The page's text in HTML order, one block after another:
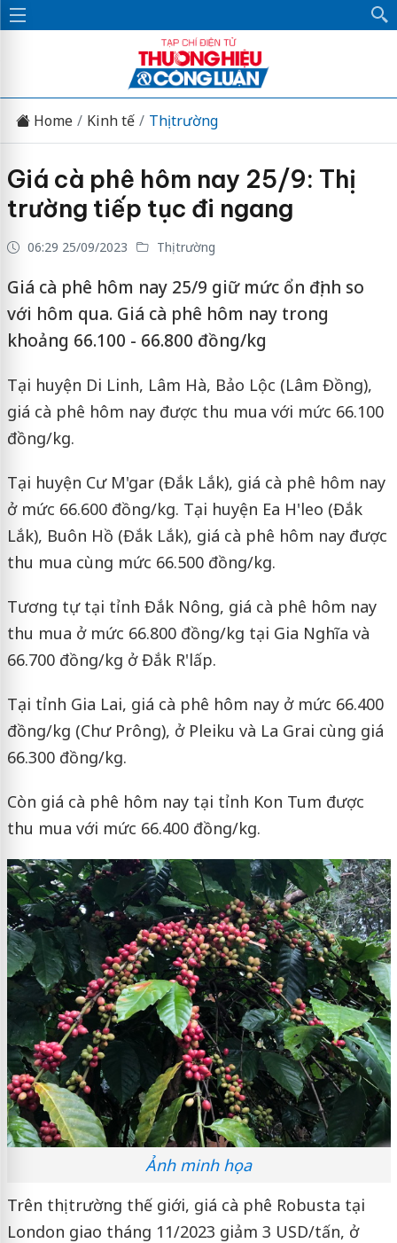
Home Kinh tế Thị trường
Giá cà phê hôm nay 25/9: Thị
trường tiếp tục đi ngang
06:29 25/09/2023 Thị trường
Giá cà phê hôm nay 25/9 giữ mức ổn định so
với hôm qua. Giá cà phê hôm nay trong
khoảng 66.100 - 66.800 đồng/kg
Tại huyện Di Linh, Lâm Hà, Bảo Lộc (Lâm Đồng),
giá cà phê hôm nay được thu mua với mức 66.100
đồng/kg.
Tại huyện Cư M'gar (Đắk Lắk), giá cà phê hôm nay
ở mức 66.600 đồng/kg. Tại huyện Ea H'leo (Đắk
Lắk), Buôn Hồ (Đắk Lắk), giá cà phê hôm nay được
thu mua cùng mức 66.500 đồng/kg.
Tương tự tại tỉnh Đắk Nông, giá cà phê hôm nay
thu mua ở mức 66.800 đồng/kg tại Gia Nghĩa và
66.700 đồng/kg ở Đắk R'lấp.
Tại tỉnh Gia Lai, giá cà phê hôm nay ở mức 66.400
đồng/kg (Chư Prông), ở Pleiku và La Grai cùng giá
66.300 đồng/kg.
Còn giá cà phê hôm nay tại tỉnh Kon Tum được
thu mua với mức 66.400 đồng/kg.
Ảnh minh họa
Trên thị trường thế giới, giá cà phê Robusta tại
London giao tháng 11/2023 giảm 3 USD/tấn, ở